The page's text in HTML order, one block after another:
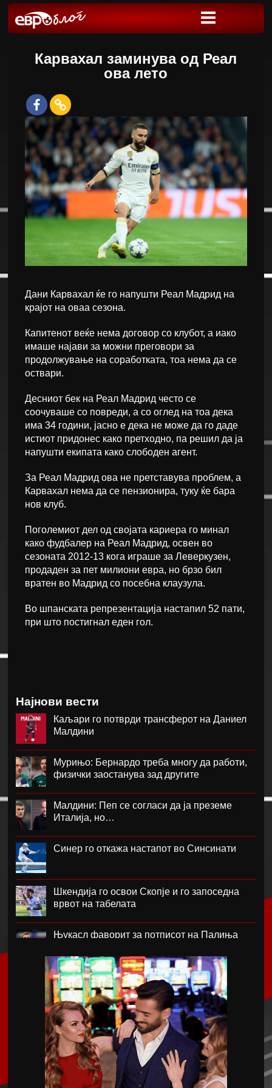
Карвахал заминува од Реал
ова лето
Дани Карвахал ќе го напушти Реал Мадрид на
крајот на оваа сезона.
Капитенот веќе нема договор со клубот, а иако
имаше најави за можни преговори за
продолжување на соработката, тоа нема да се
оствари.
Десниот бек на Реал Мадрид често се
соочуваше со повреди, а со оглед на тоа дека
има 34 години, јасно е дека не може да го даде
истиот придонес како претходно, па решил да ја
напушти екипата како слободен агент.
За Реал Мадрид ова не претставува проблем, а
Карвахал нема да се пензионира, туку ќе бара
нов клуб.
Поголемиот дел од својата кариера го минал
како фудбалер на Реал Мадрид, освен во
сезоната 2012-13 кога играше за Леверкузен,
продаден за пет милиони евра, но брзо бил
вратен во Мадрид со посебна клаузула.
Во шпанската репрезентација настапил 52 пати,
при што постигнал еден гол.
Најнови вести
Каљари го потврди трансферот на Даниел
Малдини
Мурињо: Бернардо треба многу да работи,
физички заостанува зад другите
Малдини: Пеп се согласи да ја преземе
Италија, но…
Синер го откажа настапот во Синсинати
Шкендија го освои Скопје и го запоседна
врвот на табелата
Њукасл фаворит за потписот на Палиња
Атланта Јунајтед фаворит за потписот на
Мората
Ник Вајлер-Баб потпиша за Црвена Звезда
Скопје извлече големо реми со Струга Трим
Лум